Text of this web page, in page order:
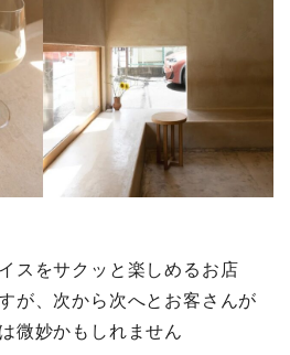
スをサクッと楽しめるお店
が、次から次へとお客さんが
微妙かもしれません